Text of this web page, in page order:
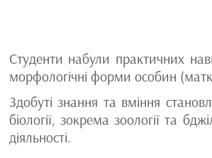
Студенти набули практичних
морфологічні форми особин
Здобуті знання та вміння
біології, зокрема зоології та
діяльності.